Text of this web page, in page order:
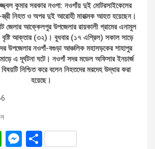
কুমার সরকার নওগা: নওগাঁয় দুই মোটরসাইকেলের
স্ত্রী নিহত ও অপর দুই আরোহী মারাত্মক আহত হয়েছেন।
জেলার আক্কেলপুর উপজেলার রায়কালী গ্রামের এনামুল
বৃষ্টি আক্তার (৩২)। বুধবার (১৭ এপ্রিল) সকাল সাড়ে
উপজেলার নওগাঁ-বগুড়া আঞ্চলিক মহাসড়কের শাহাপুর
এ দূর্ঘটনা ঘটে। নওগাঁ সদর মডেল অফিসার ইনচার্জ
নিশ্চিত করে বলেন নিহতদের মরদেহ উদ্ধার করা
হয়েছে।
W M S